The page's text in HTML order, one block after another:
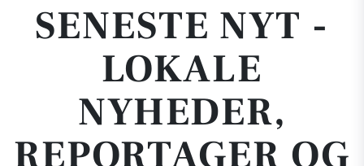
SENESTE NYT -
LOKALE
NYHEDER,
REPORTAGER OG